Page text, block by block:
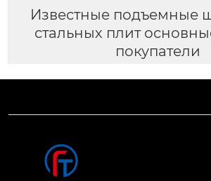
Известные подъемные
стальных плит
покупатели